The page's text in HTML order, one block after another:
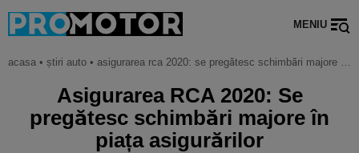
MENIU
acasa • știri auto • asigurarea rca 2020: se pregătesc schimbări majore în piața asigurărilor
Asigurarea RCA 2020: Se
pregătesc schimbări majore în
piața asigurărilor